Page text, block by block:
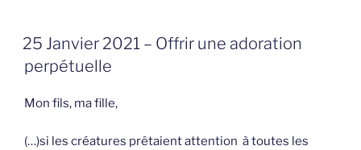
GEPLAATST
OP
25 Janvier 2021 – Offrir une adoration
perpétuelle
Mon fils, ma fille,
(…)si les créatures prêtaient attention à toutes les